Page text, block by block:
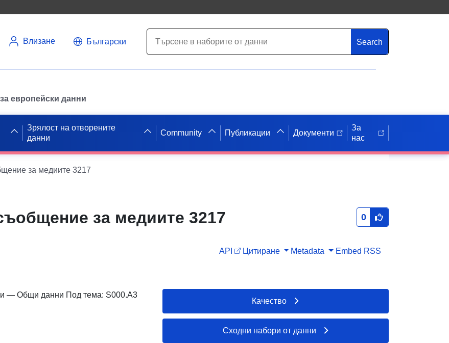
Влизане Български Search
европейски данни
Зрялост на отворените
данни
Community Публикации Документи
За
нас
за медиите 3217
за медиите 3217 0
API Цитиране Metadata Embed RSS
— Общи данни Под тема: S000.A3
Качество
Сходни набори от данни